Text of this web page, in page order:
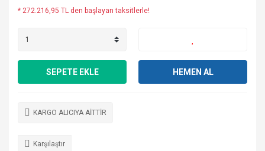
* 272.216,95 TL den başlayan taksitlerle!
SEPETE EKLE HEMEN AL
KARGO ALICIYA AİTTİR
Karşılaştır